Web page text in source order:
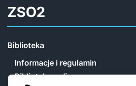
ZSO2
Biblioteka
Informacje i regulamin
Biblioteka online